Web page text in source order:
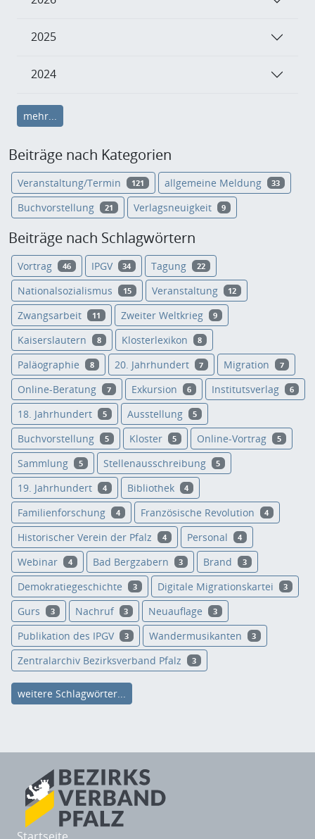
2025
2024
mehr...
Beiträge nach Kategorien
Veranstaltung/Termin 121 allgemeine Meldung 33
Buchvorstellung 21 Verlagsneuigkeit 9
Beiträge nach Schlagwörtern
Vortrag 46 IPGV 34 Tagung 22
Nationalsozialismus 15 Veranstaltung 12
Zwangsarbeit 11 Zweiter Weltkrieg 9
Kaiserslautern 8 Klosterlexikon 8
Paläographie 8 20. Jahrhundert 7 Migration 7
Online-Beratung 7 Exkursion 6 Institutsverlag 6
18. Jahrhundert 5 Ausstellung 5
Buchvorstellung 5 Kloster 5 Online-Vortrag 5
Sammlung 5 Stellenausschreibung 5
19. Jahrhundert 4 Bibliothek 4
Familienforschung 4 Französische Revolution 4
Historischer Verein der Pfalz 4 Personal 4
Webinar 4 Bad Bergzabern 3 Brand 3
Demokratiegeschichte 3 Digitale Migrationskartei 3
Gurs 3 Nachruf 3 Neuauflage 3
Publikation des IPGV 3 Wandermusikanten 3
Zentralarchiv Bezirksverband Pfalz 3
weitere Schlagwörter...